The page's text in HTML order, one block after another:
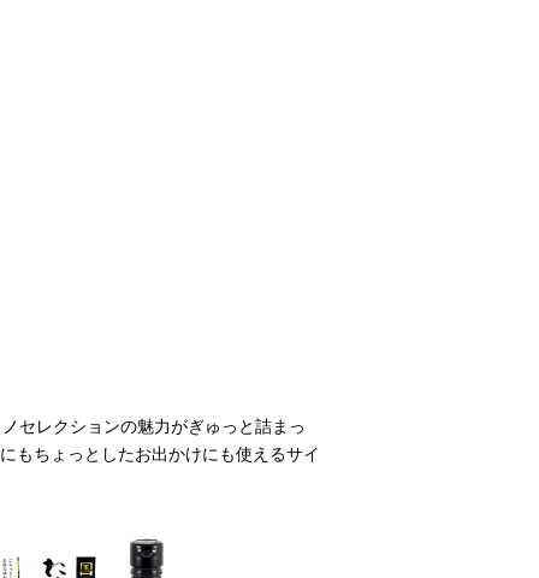
セレクションの魅力がぎゅっと詰まっ
もちょっとしたお出かけにも使えるサイ